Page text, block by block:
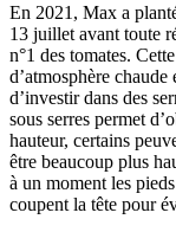
En 2021, Max a
13 juillet avant toute
n°1 des tomates.
d’atmosphère
d’investir dans des
sous serres permet
hauteur, certains
être beaucoup plus
à un moment les
coupent la tête pour